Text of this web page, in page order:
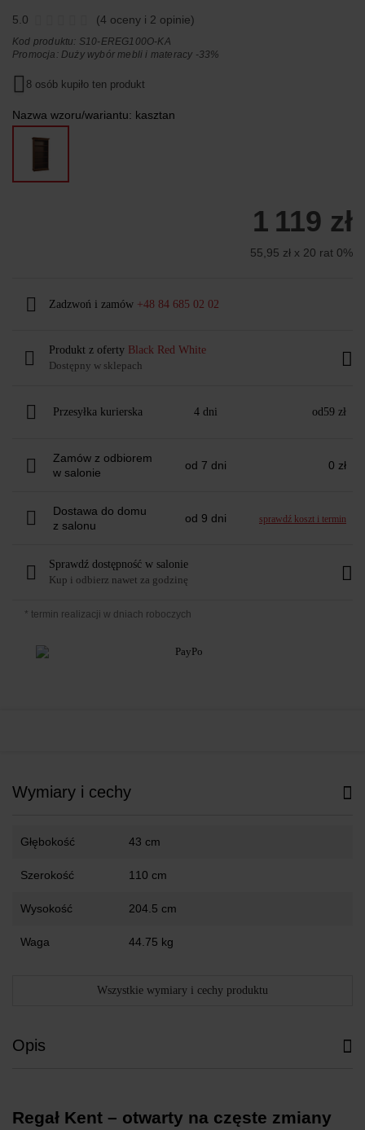
5.0 (4 oceny i 2 opinie)
Kod produktu: S10-EREG100O-KA
Promocja:Duży wybór mebli i materacy -33%
8 osób kupiło ten produkt
Nazwa wzoru/wariantu: kasztan
1 119 zł
55,95 zł x 20 rat 0%
Zadzwoń i zamów +48 84 685 02 02
Produkt z oferty Black Red White
Dostępny w sklepach
Przesyłka kurierska 4 dni od 59 zł
Zamów z odbiorem
w salonie
od 7 dni 0 zł
Dostawa do domu
z salonu
od 9 dni sprawdź koszt i termin
Sprawdź dostępność w salonie
Kup i odbierz nawet za godzinę
* termin realizacji w dniach roboczych
Wymiary i cechy
Głębokość 43 cm
Szerokość 110 cm
Wysokość 204.5 cm
Waga 44.75 kg
Wszystkie wymiary i cechy produktu
Opis
Regał Kent – otwarty na częste zmiany